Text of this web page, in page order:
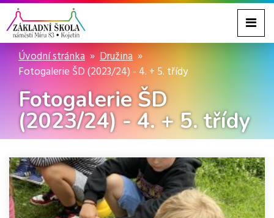
Úvodní stránka
Družina
Fotogalerie ŠD (2023/24) - 4. + 5. třídy
Fotogalerie ŠD
(2023/24) - 4. + 5. třídy